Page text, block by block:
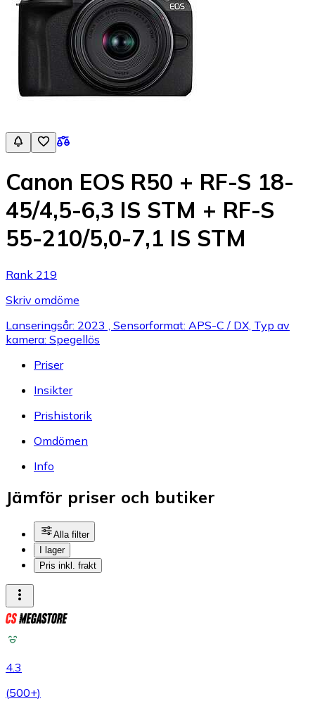
Canon EOS R50 + RF-S 18-
45/4,5-6,3 IS STM + RF-S
55-210/5,0-7,1 IS STM
Rank 219
Skriv omdöme
Lanseringsår: 2023 , Sensorformat: APS-C / DX, Typ av
kamera: Spegellös
Priser
Insikter
Prishistorik
Omdömen
Info
Jämför priser och butiker
Alla filter
I lager
Pris inkl. frakt
4.3
(500+)